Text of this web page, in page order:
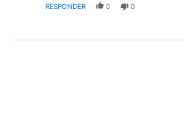
RESPONDER 0 0